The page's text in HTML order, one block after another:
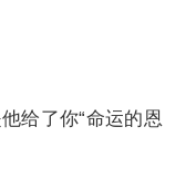
给了你“命运的恩